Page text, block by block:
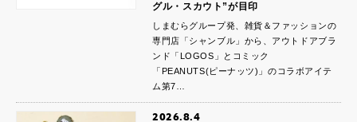
グル・スカウト”が目印
しまむらグループ発、雑貨＆ファッションの
専門店「シャンブル」から、アウトドアブラ
ンド「LOGOS」とコミック
「PEANUTS(ピーナッツ)」のコラボアイテ
ム第7…
2026.8.4